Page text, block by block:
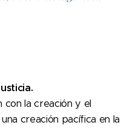
con la creación y el
creación pacífica en la